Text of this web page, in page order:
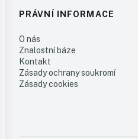
PRÁVNÍ INFORMACE
O nás
Znalostní báze
Kontakt
Zásady ochrany soukromí
Zásady cookies